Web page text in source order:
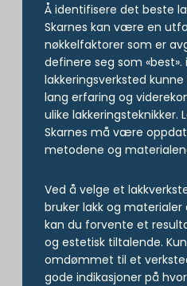
Å identifisere det beste
Skarnes kan være en
nøkkelfaktorer som er
definere seg som
lakkeringsverksted
lang erfaring og
ulike lakkeringsteknikker.
Skarnes må være
metodene og
Ved å velge et
bruker lakk og
kan du forvente et
og estetisk tiltalende.
omdømmet til et
gode indikasjoner på